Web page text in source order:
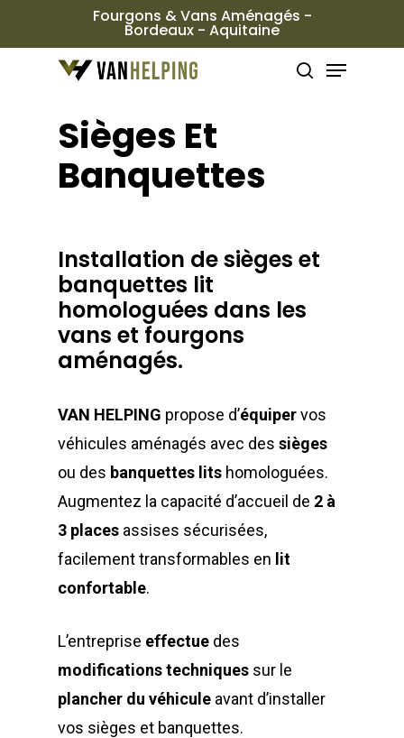
Fourgons & Vans Aménagés -
Bordeaux - Aquitaine
Menu
Sièges Et
Banquettes
Installation de sièges et
banquettes lit
homologuées dans les
vans et fourgons
aménagés.
VAN HELPING propose d’équipervos
véhicules aménagés avec dessièges
ou des banquettes lits homologuées.
Augmentez la capacité d’accueil de 2 à
3 places assises sécurisées,
facilement transformables en lit
confortable.
L’entreprise effectue des
modifications techniques sur le
plancher du véhicule avant d’installer
vos sièges et banquettes.